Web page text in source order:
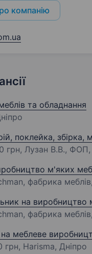
компанію
та обладнання
поклейка, збірка,
грн, Лузан В.В., ФОП,
м'яких
фабрика
на виробництво
фабрика
меблеве
грн, Harisma, Дніпро